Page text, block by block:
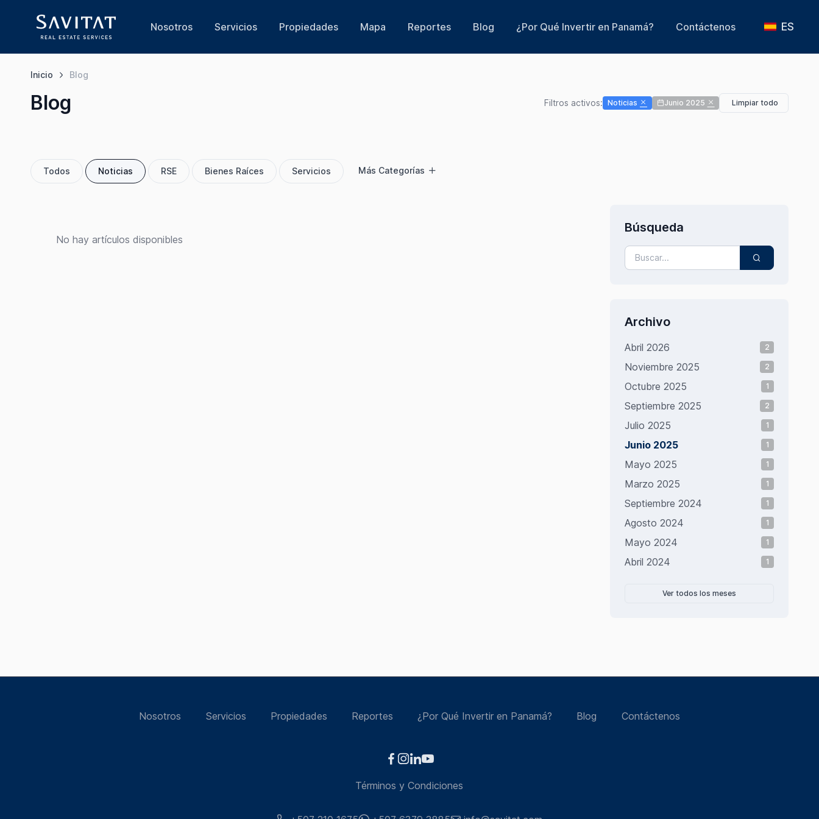
Nosotros Servicios Propiedades Mapa Reportes Blog ¿Por Qué Invertir en Panamá? Contáctenos ES
Inicio Blog
Blog Filtros activos: Noticias Junio 2025 Limpiar todo
Todos Noticias RSE Bienes Raíces Servicios Más Categorías
No hay artículos disponibles
Búsqueda
Archivo
Abril 2026 2
Noviembre 2025 2
Octubre 2025 1
Septiembre 2025 2
Julio 2025 1
Junio 2025 1
Mayo 2025 1
Marzo 2025 1
Septiembre 2024 1
Agosto 2024 1
Mayo 2024 1
Abril 2024 1
Ver todos los meses
Nosotros Servicios Propiedades Reportes ¿Por Qué Invertir en Panamá? Blog Contáctenos
Términos y Condiciones